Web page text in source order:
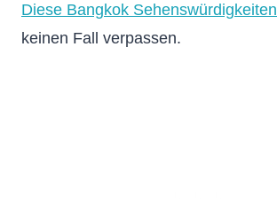
Diese Bangkok Sehenswürdigkeiten
keinen Fall verpassen.